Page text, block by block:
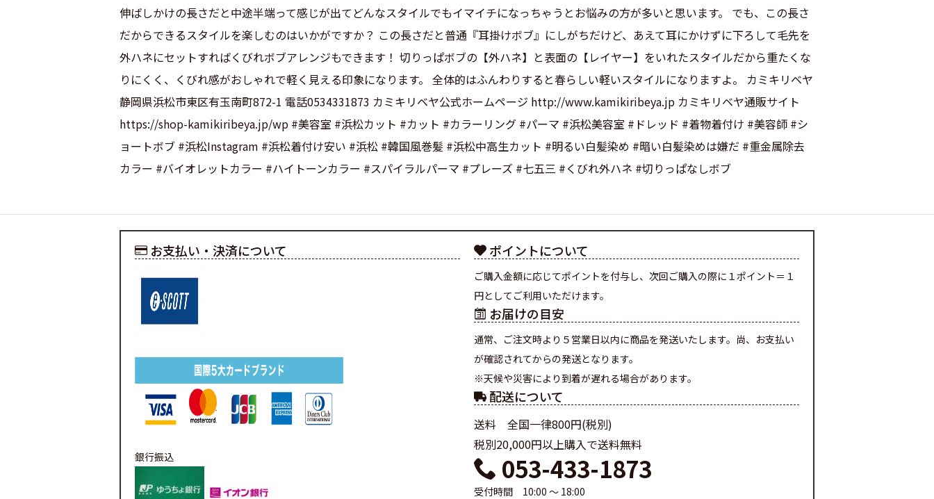
伸ばしかけの長さだと中途半端って感じが出てどんなスタイルでもイマイチになっちゃうとお悩みの方が多いと思います。 でも、この長さ
だからできるスタイルを楽しむのはいかがですか？ この長さだと普通『耳掛けボブ』にしがちだけど、あえて耳にかけずに下ろして毛先を
外ハネにセットすればくびれボブアレンジもできます！ 切りっぱボブの【外ハネ】と表面の【レイヤー】をいれたスタイルだから重たくな
りにくく、くびれ感がおしゃれで軽く見える印象になります。 全体的はふんわりすると春らしい軽いスタイルになりますよ。 カミキリベヤ
静岡県浜松市東区有玉南町872-1 電話0534331873 カミキリベヤ公式ホームページ http://www.kamikiribeya.jp カミキリベヤ通販サイト
https://shop-kamikiribeya.jp/wp #美容室 #浜松カット #カット #カラーリング #パーマ #浜松美容室 #ドレッド #着物着付け #美容師 #シ
ョートボブ #浜松Instagram #浜松着付け安い #浜松 #韓国風巻髪 #浜松中高生カット #明るい白髪染め #暗い白髪染めは嫌だ #重金属除去
カラー #バイオレットカラー #ハイトーンカラー #スパイラルパーマ #プレーズ #七五三 #くびれ外ハネ #切りっぱなしボブ
お支払い・決済について
銀行振込
ポイントについて
ご購入金額に応じてポイントを付与し、次回ご購入の際に１ポイント＝１
円としてご利用いただけます。
お届けの目安
通常、ご注文時より５営業日以内に商品を発送いたします。尚、お支払い
が確認されてからの発送となります。
※天候や災害により到着が遅れる場合があります。
配送について
送料 全国一律800円(税別)
税別20,000円以上購入で送料無料
053-433-1873
受付時間 10:00 ～ 18:00